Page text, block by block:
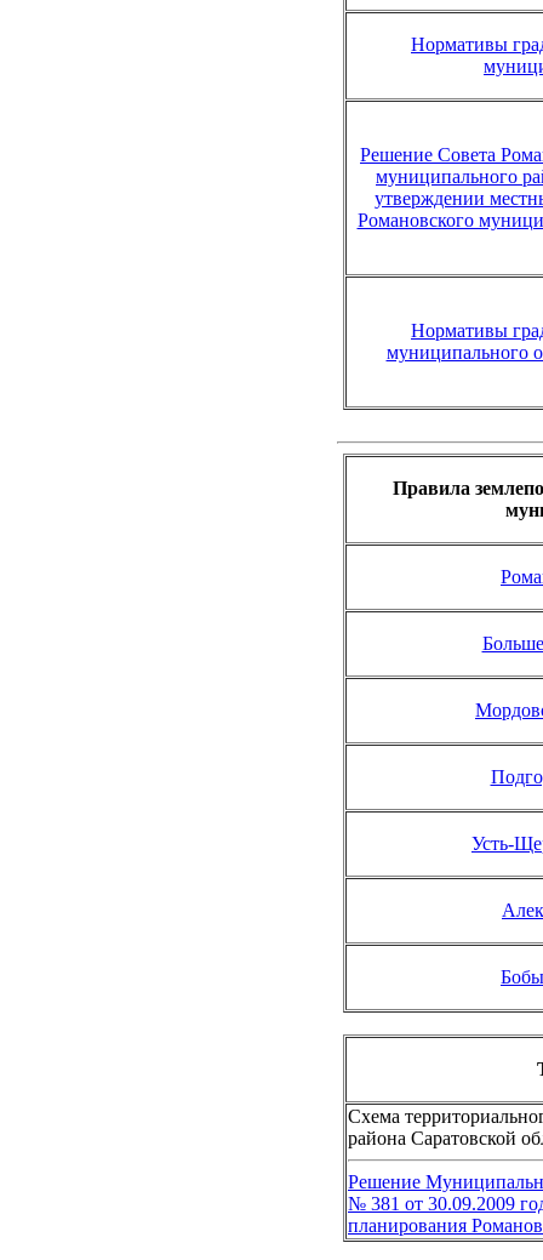
Нормативы
Решение Совета
муниципального
утверждении
Романовского
Нормативы
муниципального
Правила
Усть-
Схема
района Саратовской
Решение
№ 381 от 30.09.2009
планирования